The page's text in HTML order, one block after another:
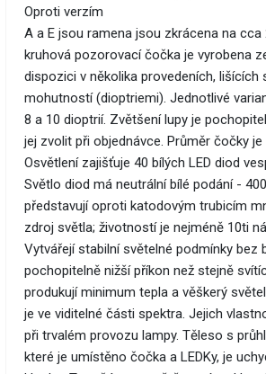
Oproti verzím
A a E jsou ramena jsou zkrácena na cca
kruhová pozorovací čočka je vyrobena
dispozici v několika provedeních, lišících
mohutností (dioptriemi). Jednotlivé
8 a 10 dioptrií. Zvětšení lupy je
jej zvolit při objednávce. Průměr čočky je
Osvětlení zajišťuje 40 bílých LED diod
Světlo diod má neutrální bílé podání -
představují oproti katodovým trubicím
zdroj světla; životností je nejméně 10ti
Vytvářejí stabilní světelné podmínky bez
pochopitelně nižší příkon než stejně
produkují minimum tepla a věškerý
je ve viditelné části spektra. Jejich
při trvalém provozu lampy. Těleso s
které je umístěno čočka a LEDKy, je